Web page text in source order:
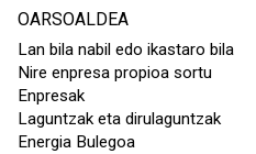
OARSOALDEA
Lan bila nabil edo ikastaro bila
Nire enpresa propioa sortu
Enpresak
Laguntzak eta dirulaguntzak
Energia Bulegoa